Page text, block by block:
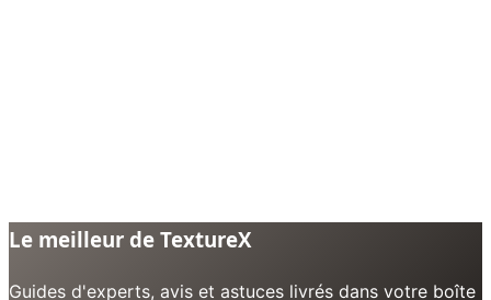
Le meilleur de TextureX
Guides d'experts, avis et astuces livrés dans votre boîte